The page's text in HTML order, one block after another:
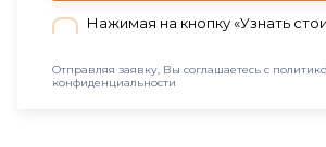
Нажимая на кнопку «Узнать стоимость», я даю согласие на обработку
Отправляя заявку, Вы соглашаетесь с
конфиденциальности